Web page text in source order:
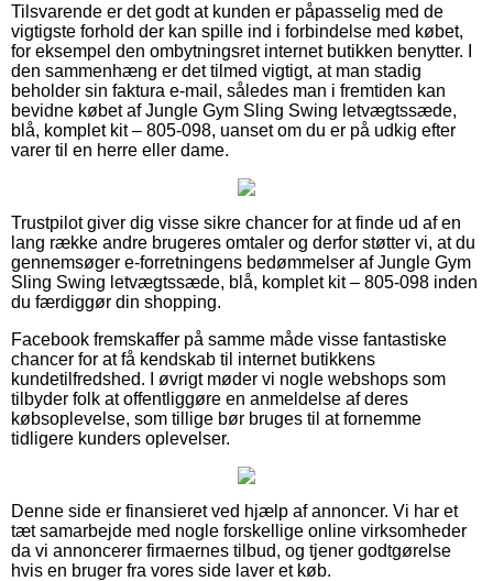
Tilsvarende er det godt at kunden er påpasselig med de
vigtigste forhold der kan spille ind i forbindelse med købet,
for eksempel den ombytningsret internet butikken benytter. I
den sammenhæng er det tilmed vigtigt, at man stadig
beholder sin faktura e-mail, således man i fremtiden kan
bevidne købet af Jungle Gym Sling Swing letvægtssæde,
blå, komplet kit – 805-098, uanset om du er på udkig efter
varer til en herre eller dame.
Trustpilot giver dig visse sikre chancer for at finde ud af en
lang række andre brugeres omtaler og derfor støtter vi, at du
gennemsøger e-forretningens bedømmelser af Jungle Gym
Sling Swing letvægtssæde, blå, komplet kit – 805-098 inden
du færdiggør din shopping.
Facebook fremskaffer på samme måde visse fantastiske
chancer for at få kendskab til internet butikkens
kundetilfredshed. I øvrigt møder vi nogle webshops som
tilbyder folk at offentliggøre en anmeldelse af deres
købsoplevelse, som tillige bør bruges til at fornemme
tidligere kunders oplevelser.
Denne side er finansieret ved hjælp af annoncer. Vi har et
tæt samarbejde med nogle forskellige online virksomheder
da vi annoncerer firmaernes tilbud, og tjener godtgørelse
hvis en bruger fra vores side laver et køb.